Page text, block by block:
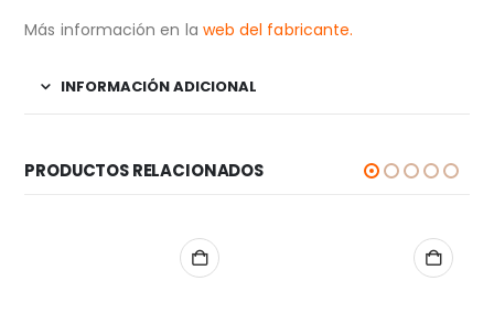
Más información en la web del fabricante.
INFORMACIÓN ADICIONAL
PRODUCTOS RELACIONADOS